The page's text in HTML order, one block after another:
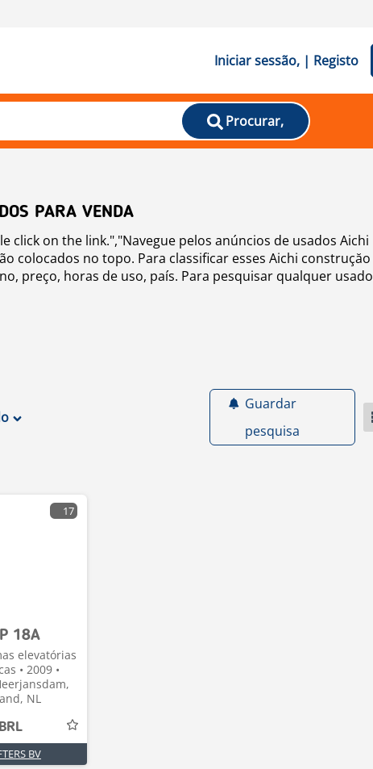
Iniciar sessão, | Registo
Procurar,
PARA VENDA
on the link.","Navegue pelos anúncios de usados Aichi
colocados no topo. Para classificar esses Aichi construçăo
preço, horas de uso, país. Para pesquisar qualquer usado
Guardar
pesquisa
17
18A
elevatórias
• 2009 •
NL
BV